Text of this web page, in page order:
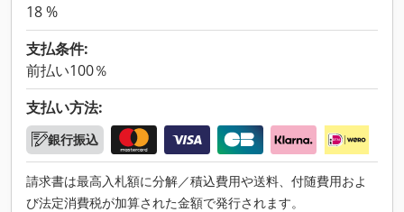
18 %
支払条件:
前払い100％
支払い方法:
銀行振込
請求書は最高入札額に分解／積込費用や送料、付随費用およ
び法定消費税が加算された金額で発行されます。